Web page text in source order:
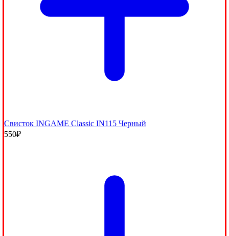
Свисток INGAME Classic IN115 Черный
550₽